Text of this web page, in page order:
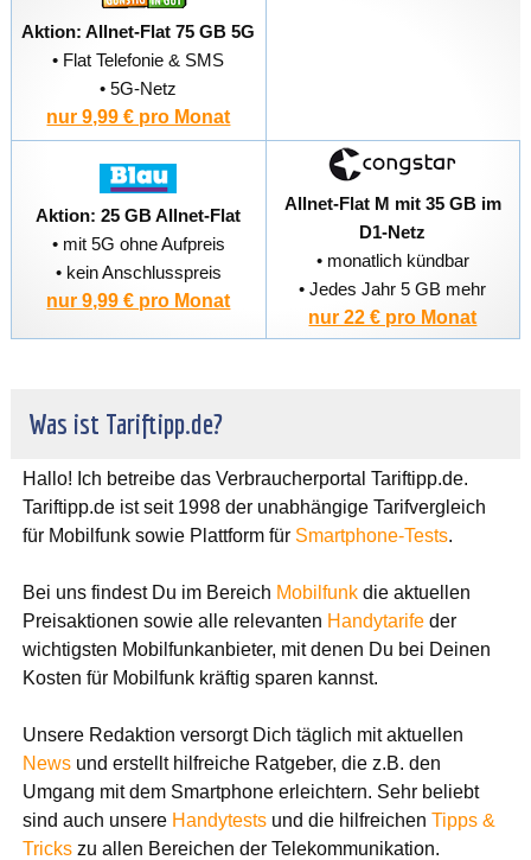
Aktion: Allnet-Flat 75 GB 5G
• Flat Telefonie & SMS
• 5G-Netz
nur 9,99 € pro Monat
Aktion: 25 GB Allnet-Flat
• mit 5G ohne Aufpreis
• kein Anschlusspreis
nur 9,99 € pro Monat
Allnet-Flat M mit 35 GB im
D1-Netz
• monatlich kündbar
• Jedes Jahr 5 GB mehr
nur 22 € pro Monat
Was ist Tariftipp.de?
Hallo! Ich betreibe das Verbraucherportal Tariftipp.de.
Tariftipp.de ist seit 1998 der unabhängige Tarifvergleich
für Mobilfunk sowie Plattform für Smartphone-Tests.
Bei uns findest Du im Bereich Mobilfunkdie aktuellen
Preisaktionen sowie alle relevanten Handytarifeder
wichtigsten Mobilfunkanbieter, mit denen Du bei Deinen
Kosten für Mobilfunk kräftig sparen kannst.
Unsere Redaktion versorgt Dich täglich mit aktuellen
Newsund erstellt hilfreiche Ratgeber, die z.B. den
Umgang mit dem Smartphone erleichtern. Sehr beliebt
sind auch unsere Handytestsund die hilfreichen Tipps &
Trickszu allen Bereichen der Telekommunikation.